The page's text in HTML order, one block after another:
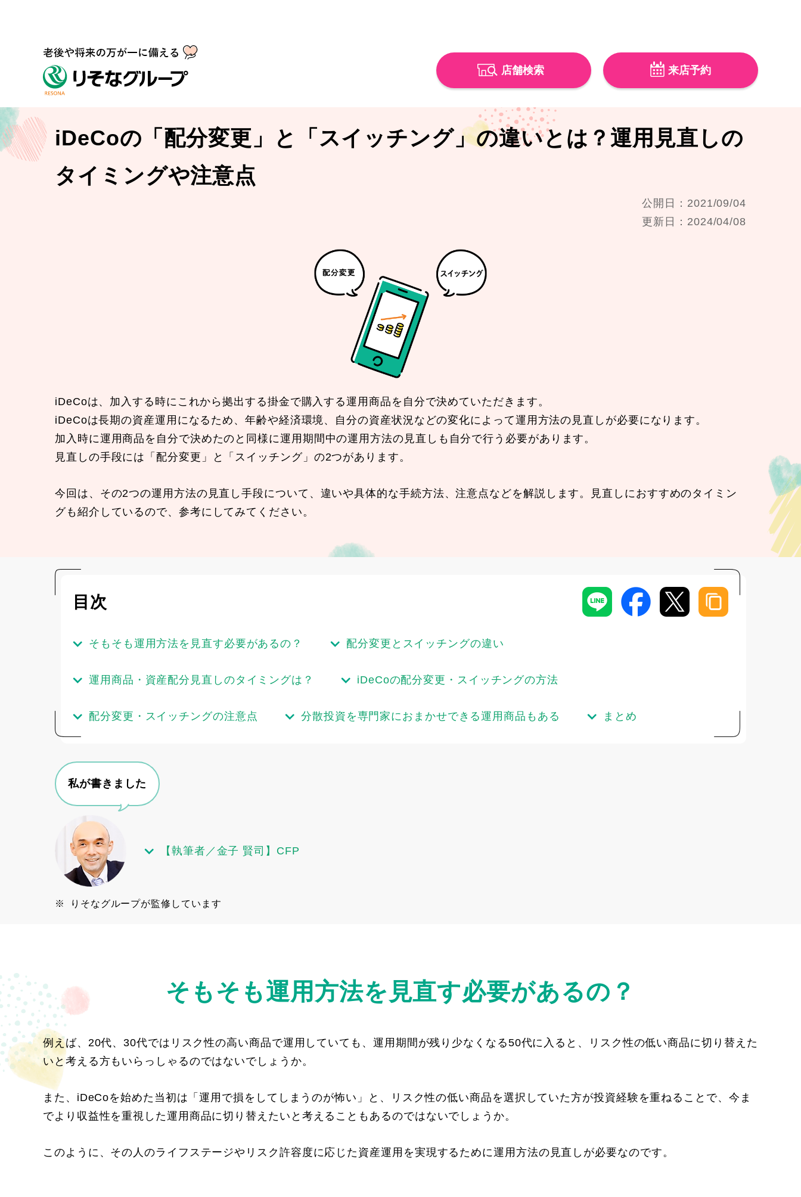
店舗検索 来店予約
iDeCoの「配分変更」と「スイッチング」の違いとは？運用見直しの
タイミングや注意点
公開日：2021/09/04
更新日：2024/04/08
iDeCoは、加入する時にこれから拠出する掛金で購入する運用商品を自分で決めていただきます。
iDeCoは長期の資産運用になるため、年齢や経済環境、自分の資産状況などの変化によって運用方法の見直しが必要になります。
加入時に運用商品を自分で決めたのと同様に運用期間中の運用方法の見直しも自分で行う必要があります。
見直しの手段には「配分変更」と「スイッチング」の2つがあります。
今回は、その2つの運用方法の見直し手段について、違いや具体的な手続方法、注意点などを解説します。見直しにおすすめのタイミン
グも紹介しているので、参考にしてみてください。
目次
そもそも運用方法を見直す必要があるの？ 配分変更とスイッチングの違い
運用商品・資産配分見直しのタイミングは？ iDeCoの配分変更・スイッチングの方法
配分変更・スイッチングの注意点 分散投資を専門家におまかせできる運用商品もある まとめ
私が書きました
【執筆者／金子 賢司】CFP
※ りそなグループが監修しています
そもそも運用方法を見直す必要があるの？
例えば、20代、30代ではリスク性の高い商品で運用していても、運用期間が残り少なくなる50代に入ると、リスク性の低い商品に切り替えた
いと考える方もいらっしゃるのではないでしょうか。
また、iDeCoを始めた当初は「運用で損をしてしまうのが怖い」と、リスク性の低い商品を選択していた方が投資経験を重ねることで、今ま
でより収益性を重視した運用商品に切り替えたいと考えることもあるのではないでしょうか。
このように、その人のライフステージやリスク許容度に応じた資産運用を実現するために運用方法の見直しが必要なのです。